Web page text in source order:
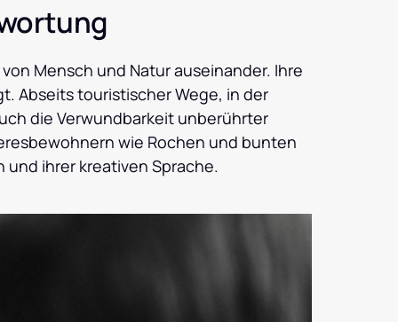
Mensch und Natur auseinander. Ihre
Abseits touristischer Wege, in der
die Verwundbarkeit unberührter
wie Rochen und bunten
und ihrer kreativen Sprache.